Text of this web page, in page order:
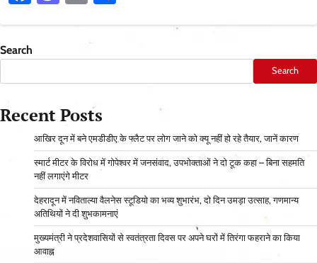
Search
Search
Recent Posts
आ​खिर दून में बने एमडीडीए के फ्लैट पर लोग जाने को क्यू नहीं हो रहे तैयार, जानें कारण
स्मार्ट मीटर के विरोध में गोपेश्वर में जनसंवाद, उपभोक्ताओं ने दो टूक कहा – बिना सहमति
नहीं लगाएंगे मीटर
देहरादून में नविताल्या वैलनेस स्टूडियो का भव्य शुभारंभ, दो दिन उमड़ा उत्साह, गणमान्य
अतिथियों ने दी शुभकामनाएं
मुख्यमंत्री ने प्रदेशवासियों से स्वतंत्रता दिवस पर अपने घरों में तिरंगा फहराने का किया
आवाह्न